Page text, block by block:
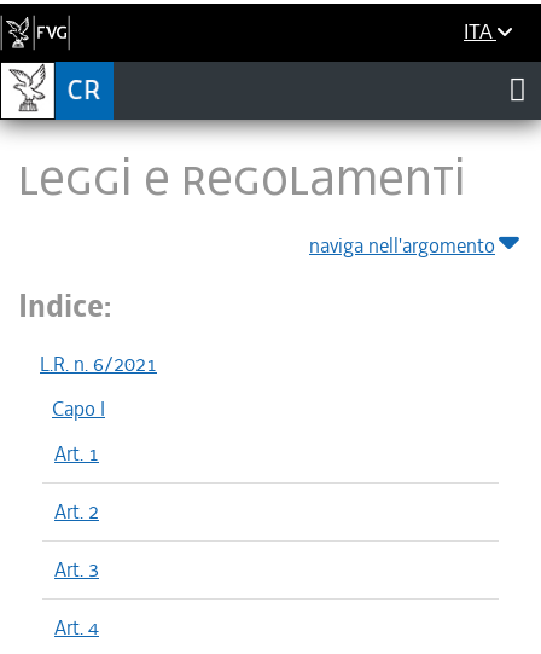
ITA
LEGGI E REGOLAMENTI
naviga nell'argomento
Indice:
L.R. n. 6/2021
Capo I
Art. 1
Art. 2
Art. 3
Art. 4